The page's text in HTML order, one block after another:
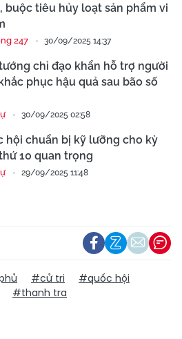
buộc tiêu hủy loạt sản phẩm vi
247 30/09/2025 14:37
chỉ đạo khẩn hỗ trợ người
phục hậu quả sau bão số
30/09/2025 02:58
hội chuẩn bị kỹ lưỡng cho kỳ
10 quan trọng
29/09/2025 11:48
#cử tri
#quốc hội
#thanh tra